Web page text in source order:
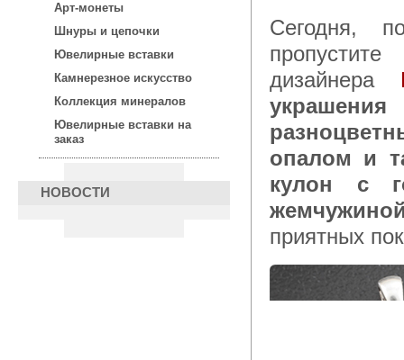
Арт-монеты
Шнуры и цепочки
Ювелирные вставки
Камнерезное искусство
Коллекция минералов
Ювелирные вставки на
заказ
НОВОСТИ
Сегодня, после 15:00 по московскому времени не
дизайнера
опалом и
кулон с
приятных